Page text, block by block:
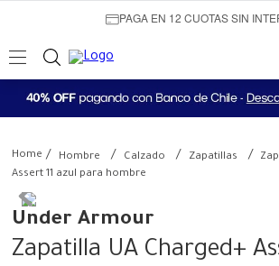
PAGA EN 12 CUOTAS SIN
Hombre Calzado Zapatillas
Assert 11 azul para hombre
Under Armour
Zapatilla UA Charged+